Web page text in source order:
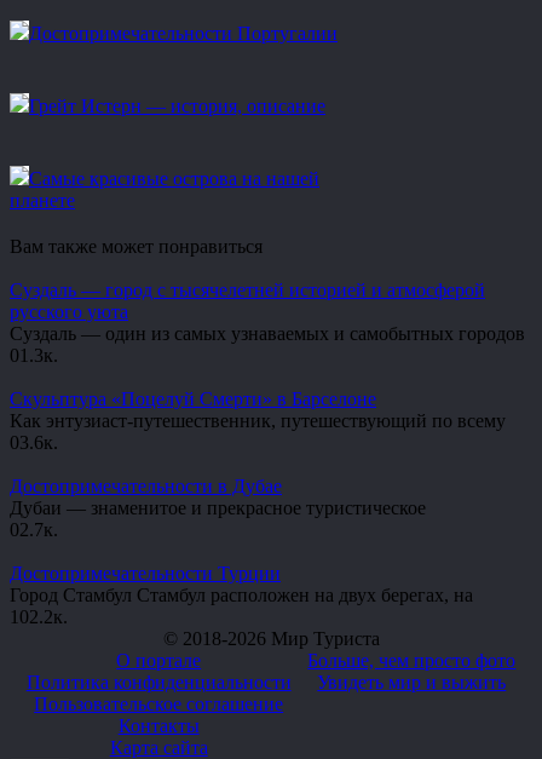
Достопримечательности Португалии
Грейт Истерн — история, описание
Самые красивые острова на нашей
планете
Вам также может понравиться
Суздаль — город с тысячелетней историей и атмосферой
русского уюта
Суздаль — один из самых узнаваемых и самобытных городов
01.3к.
Скульптура «Поцелуй Смерти» в Барселоне
Как энтузиаст-путешественник, путешествующий по всему
03.6к.
Достопримечательности в Дубае
Дубаи — знаменитое и прекрасное туристическое
02.7к.
Достопримечательности Турции
Город Стамбул Стамбул расположен на двух берегах, на
102.2к.
© 2018-2026 Мир Туриста
О портале
Политика конфиденциальности
Пользовательское соглашение
Контакты
Карта сайта
Больше, чем просто фото
Увидеть мир и выжить